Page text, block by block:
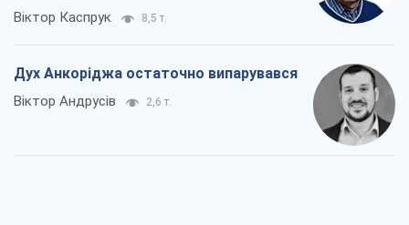
Віктор Каспрук 8,5 т.
Дух Анкоріджа остаточно випарувався
Віктор Андрусів 2,6 т.